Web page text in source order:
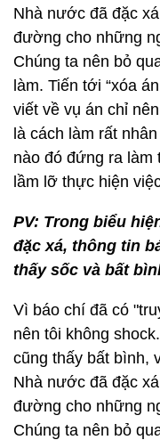
Nhà nước đã đặc
đường cho những
Chúng ta nên bỏ
làm. Tiến tới “xóa
viết về vụ án chỉ
là cách làm rất
nào đó đứng ra
lầm lỡ thực hiện
PV: Trong biểu
đặc xá, thông tin
thấy sốc và bất
Vì báo chí đã có
nên tôi không
cũng thấy bất bình,
Nhà nước đã đặc
đường cho những
Chúng ta nên bỏ